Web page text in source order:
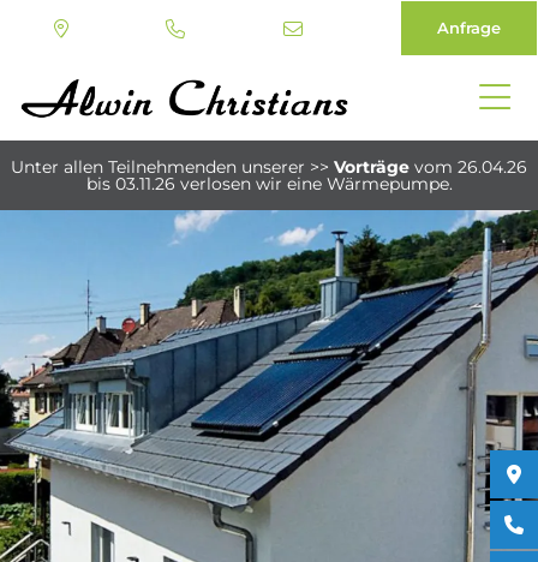
zum
Anfrage
Unter allen Teilnehmenden unserer >> Vorträge vom 26.04.26
bis 03.11.26 verlosen wir eine Wärmepumpe.